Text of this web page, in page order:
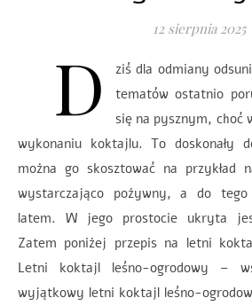
12 sierpnia 2025
D
ziś dla odmiany
tematów ostatnio
się na pysznym,
wykonaniu koktajlu. To doskonały
można go skosztować na przykład
wystarczająco pożywny, a do tego
latem. W jego prostocie ukryta
Zatem poniżej przepis na letni
Letni koktajl leśno-ogrodowy –
wyjątkowy letni koktajl leśno-